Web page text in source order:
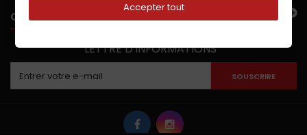
CONTACTEZ-NOUS
LETTRE D'INFORMATIONS
SOUSCRIRE
Accepter tout